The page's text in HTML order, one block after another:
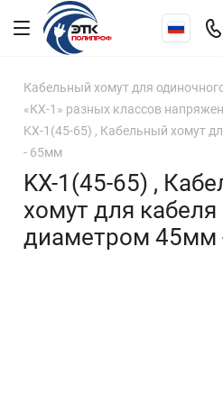
Кабельный хомут для
«КХ-1» разных классов
KX-1(45-65) , Кабельный хомут
- 65мм
KX-1(45-65) ,
хомут для кабеля
диаметром 45мм